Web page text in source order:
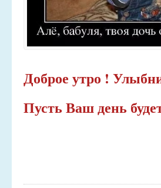
Доброе утро !
Пусть Ваш день